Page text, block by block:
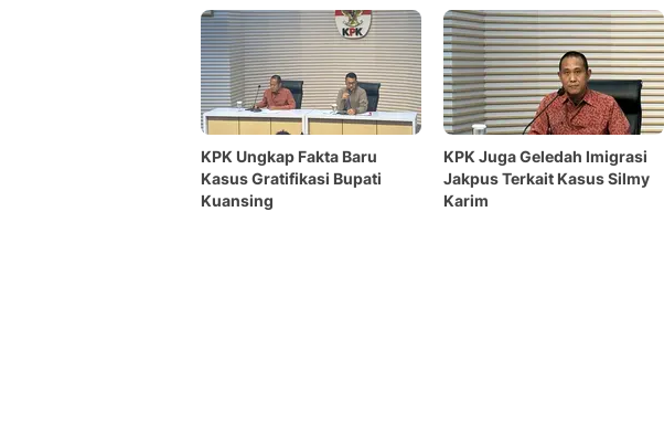
KPK Ungkap Fakta Baru
Kasus Gratifikasi Bupati
Kuansing
KPK Juga Geledah Imigrasi
Jakpus Terkait Kasus Silmy
Karim